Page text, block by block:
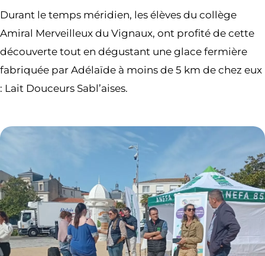
Durant le temps méridien, les élèves du collège
Amiral Merveilleux du Vignaux, ont profité de cette
découverte tout en dégustant une glace fermière
fabriquée par Adélaïde à moins de 5 km de chez eux
: Lait Douceurs Sabl’aises.